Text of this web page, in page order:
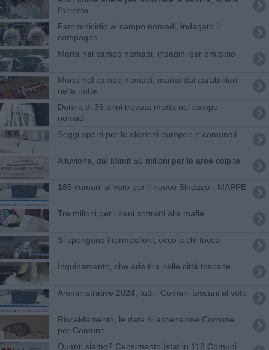
l'arresto
Femminicidio al campo nomadi, indagato il
compagno
Morta nel campo nomadi, indagini per omicidio
Morta nel campo nomadi, marito dai carabinieri
nella notte
Donna di 39 anni trovata morta nel campo
nomadi
Seggi aperti per le elezioni europee e comunali
Alluvione, dal Mimit 50 milioni per le aree colpite
185 comuni al voto per il nuovo Sindaco - MAPPE
Tre milioni per i beni sottratti alle mafie
Si spengono i termosifoni, ecco a chi tocca
Inquinamento, che aria tira nelle città toscane
Amministrative 2024, tutti i Comuni toscani al voto
Riscaldamento, le date di accensione Comune
per Comune
Quanti siamo? Censimento Istat in 118 Comuni